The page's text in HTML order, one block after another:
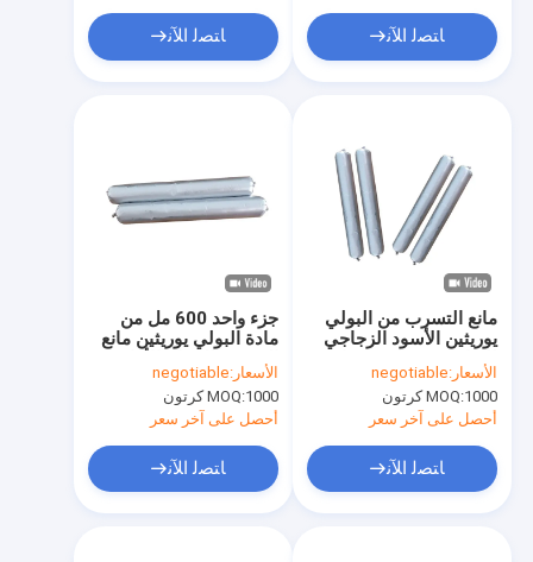
ﺎﺘﺼﻟ ﺍﻶﻧ ﺎﺘﺼﻟ ﺍﻶﻧ
جزء واحد 600 مل من
مادة البولي يوريثين مانع
التسرب للزجاج الأمامي
ISO9001 لاصق زجاج
السيارات
الأسعار:negotiable
MOQ:1000 كرتون
أحصل على آخر سعر
ﺎﺘﺼﻟ ﺍﻶﻧ
مانع التسرب من البولي
يوريثين الأسود الزجاجي
البولي يوريثين مانع
التسرب للزجاج
الأسعار:negotiable
MOQ:1000 كرتون
أحصل على آخر سعر
ﺎﺘﺼﻟ ﺍﻶﻧ